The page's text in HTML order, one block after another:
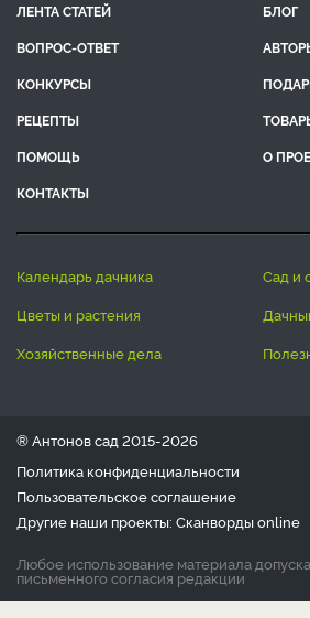
ЛЕНТА СТАТЕЙ
БЛОГ
ВОПРОС-ОТВЕТ
КОНКУРСЫ
РЕЦЕПТЫ
ПОМОЩЬ
О
КОНТАКТЫ
календарь дачника
сад и
цветы и растения
хозяйственные дела
® Антонов сад 2015-2026
Политика конфиденциальности
Пользовательское соглашение
Другие наши проекты: Сканвордыonline
Любое использование материала
письменного согласия редакции